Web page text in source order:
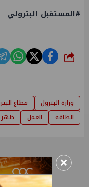
#المستقبل_البترولي
شارك
وزارة البترول قطاع
الطاقة
العمل ظهر
×